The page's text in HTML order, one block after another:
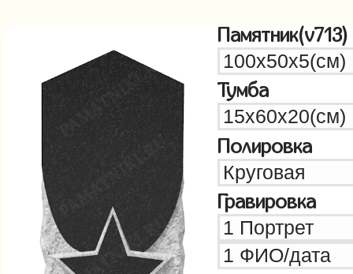
Памятник(v713)
Тумба
Полировка
Гравировка